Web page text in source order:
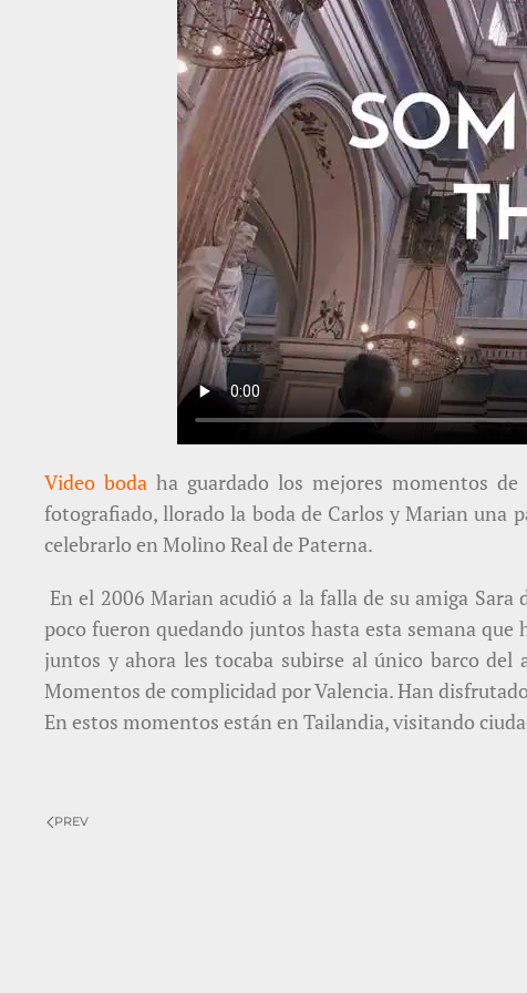
Video boda ha guardado los mejores momentos
fotografiado, llorado la boda de Carlos y Marian una
celebrarlo en Molino Real de Paterna.
En el 2006 Marian acudió a la falla de su amiga
poco fueron quedando juntos hasta esta semana
juntos y ahora les tocaba subirse al único barco del
Momentos de complicidad por Valencia. Han
En estos momentos están en Tailandia, visitando
PREV